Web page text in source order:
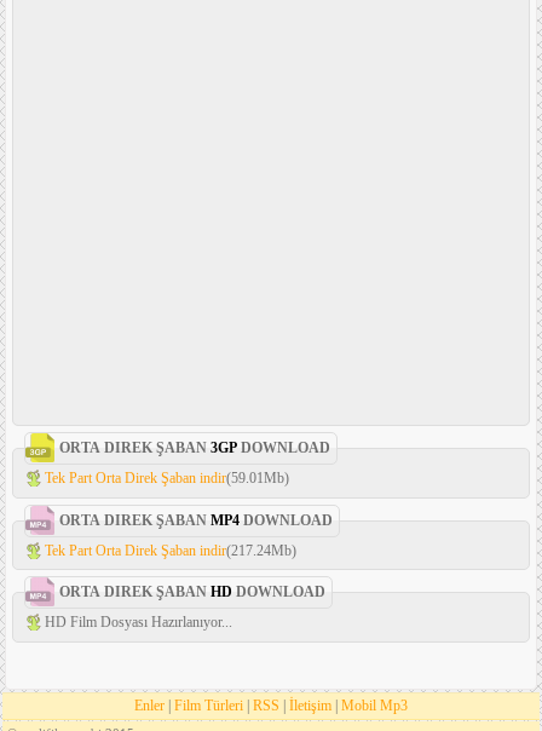
ORTA DIREK ŞABAN 3GP DOWNLOAD
Tek Part Orta Direk Şaban indir(59.01Mb)
ORTA DIREK ŞABAN MP4 DOWNLOAD
Tek Part Orta Direk Şaban indir(217.24Mb)
ORTA DIREK ŞABAN HD DOWNLOAD
HD Film Dosyası Hazırlanıyor...
Enler | Film Türleri | RSS | İletişim | Mobil Mp3